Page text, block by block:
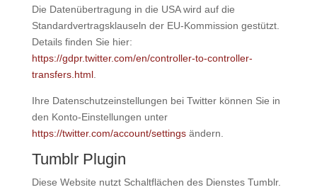
Die Datenübertragung in die USA wird auf die
Standardvertragsklauseln der EU-Kommission gestützt.
Details finden Sie hier:
https://gdpr.twitter.com/en/controller-to-controller-
transfers.html.
Ihre Datenschutzeinstellungen bei Twitter können Sie in
den Konto-Einstellungen unter
https://twitter.com/account/settingsändern.
Tumblr Plugin
Diese Website nutzt Schaltflächen des Dienstes Tumblr.